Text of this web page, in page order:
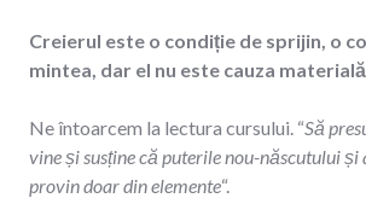
Creierul este o condiție de sprijin, o
mintea, dar el nu este cauza
Ne întoarcem la lectura cursului. “Să
vine și susține că puterile nou-născutului și
provin doar din elemente“.